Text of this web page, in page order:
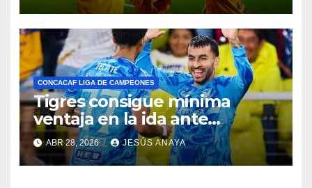
CONCACAF LIGA DE CAMPEONES
Tigres consigue mínima
ventaja en la ida ante
Nashville
ABR 28, 2026 JESÚS ANAYA